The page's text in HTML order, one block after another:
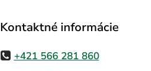
Kontaktné informácie
+421 566 281 860